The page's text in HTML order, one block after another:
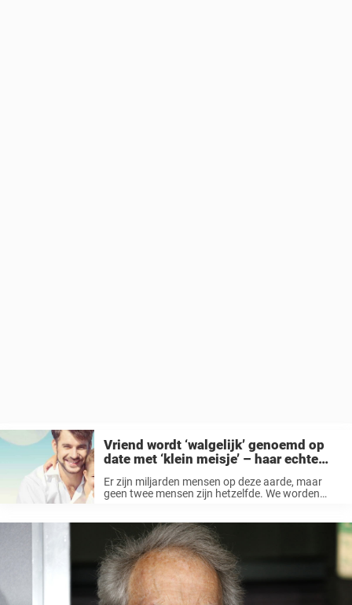
Vriend wordt ‘walgelijk’ genoemd op
date met ‘klein meisje’ – haar echte
leeftijd schokt iedereen
Er zijn miljarden mensen op deze aarde, maar
geen twee mensen zijn hetzelfde. We worden
en uiterlijkheden, wat betekent dat we allemaal
volkomen uniek zijn. En als ...